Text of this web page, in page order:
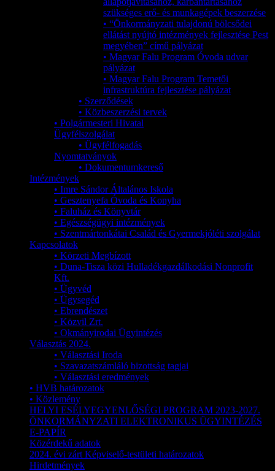
szükséges erő- és munkagépek beszerzése
• “Önkormányzati tulajdonú bölcsődei
ellátást nyújtó intézmények fejlesztése Pest
megyében” című pályázat
• Magyar Falu Program Óvoda udvar
pályázat
• Magyar Falu Program Temetői
infrastruktúra fejlesztése pályázat
• Szerződések
• Közbeszerzési tervek
• Polgármesteri Hivatal
Ügyfélszolgálat
• Ügyfélfogadás
Nyomtatványok
• Dokumentumkereső
Intézmények
• Imre Sándor Általános Iskola
• Gesztenyefa Óvoda és Konyha
• Faluház és Könyvtár
• Egészségügyi intézmények
• Szentmártonkátai Család és Gyermekjóléti szolgálat
Kapcsolatok
• Körzeti Megbízott
• Duna-Tisza közi Hulladékgazdálkodási Nonprofit
Kft.
• Ügyvéd
• Ügysegéd
• Ebrendészet
• Közvil Zrt.
• Okmányirodai Ügyintézés
Választás 2024.
• Választási Iroda
• Szavazatszámláló bizottság tagjai
• Választási eredmények
• HVB határozatok
• Közlemény
HELYI ESÉLYEGYENLŐSÉGI PROGRAM 2023-2027.
ÖNKORMÁNYZATI ELEKTRONIKUS ÜGYINTÉZÉS
E-PAPÍR
Közérdekű adatok
2024. évi zárt Képviselő-testületi határozatok
Hirdetmények